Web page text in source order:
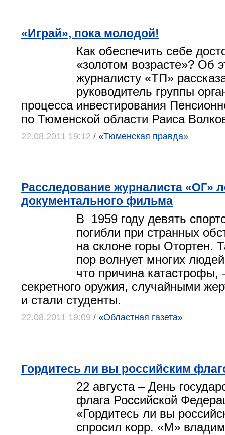
«Играй», пока молодой!
Как обеспечить себе
«золотом возрасте»? Об
журналисту «ТП»
руководитель группы
процесса инвестирования
по Тюменской области Раиса
22.08.2011 19:12 / «Тюменская правда»
Расследование журналиста «ОГ»
документального фильма
В 1959 году девять
погибли при странных
на склоне горы Отортен.
пор волнует многих
что причина
секретного оружия, случайными
и стали студенты.
22.08.2011 19:09 / «Областная газета»
Гордитесь ли вы российским
22 августа – День
флага Российской
«Гордитесь ли вы
спросил корр. «М»